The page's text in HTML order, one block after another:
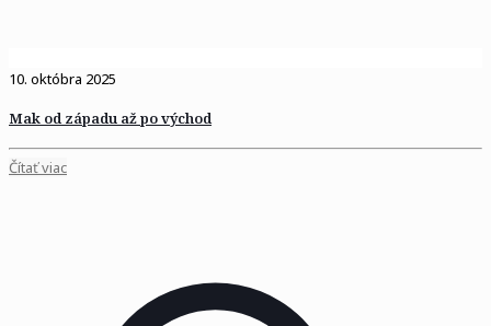
10. októbra 2025
Mak od západu až po východ
Čítať viac